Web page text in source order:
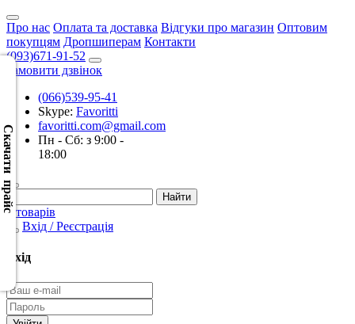
Про нас Оплата та доставка Відгуки про магазин Оптовим
покупцям Дропшиперам Контакти
(093)671-91-52
Замовити дзвінок
(066)539-95-41
Skype: Favoritti
favoritti.com@gmail.com
Пн - Сб: з 9:00 -
18:00
0 товарів
Вхід / Реєстрація
Вхід
Скачати прайс
Скачать
XML
(Розн.)
Скачать
XML
(Опт)
CSV
Скачать